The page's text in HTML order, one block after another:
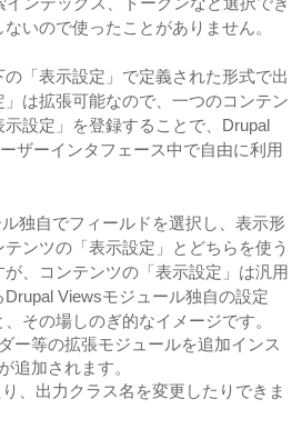
いので使ったことがありません。
「表示設定」で定義された形式で出
は拡張可能なので、一つのコンテン
設定」を登録することで、Drupal
ザーインタフェース中で自由に利用
独自でフィールドを選択し、表示形
ンツの「表示設定」とどちらを使う
、コンテンツの「表示設定」は汎用
Viewsモジュール独自の設定
その場しのぎ的なイメージです。
ー等の拡張モジュールを追加インス
追加されます。
、出力クラス名を変更したりできま